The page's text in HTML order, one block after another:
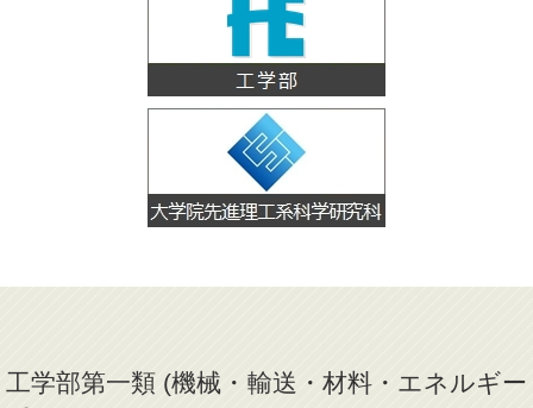
工学部第一類 (機械・輸送・材料・エネルギー